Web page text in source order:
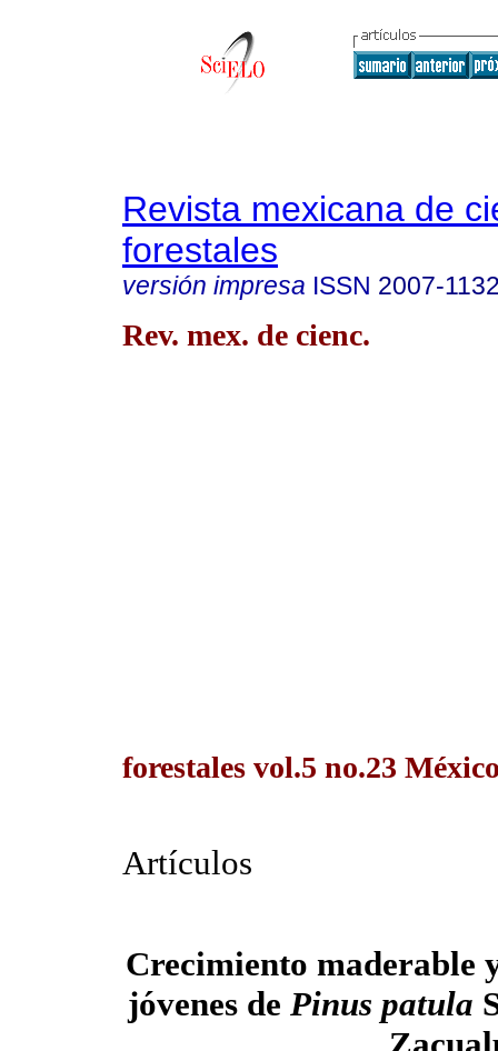
Revista mexicana de
forestales
versión impresa ISSN 2007-
Rev. mex. de cienc.
forestales vol.5 no.23
Artículos
Crecimiento maderable
jóvenes de Pinus patula